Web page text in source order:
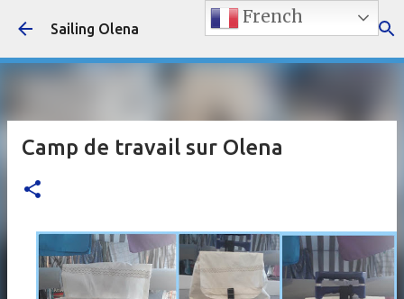
Accéder au contenu principal
Sailing Olena
Camp de travail sur Olena
French